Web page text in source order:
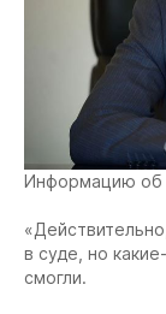
Информацию об
в суде, но
смогли.